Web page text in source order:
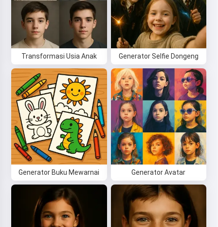
Transformasi Usia Anak Generator Selfie Dongeng
Generator Buku Mewarnai Generator Avatar
Hai! Aku Storiko 👋
Aku menceritakan dongeng
pengantar tidur ajaib untuk anak-
anakmu 🌟
Baca dongeng